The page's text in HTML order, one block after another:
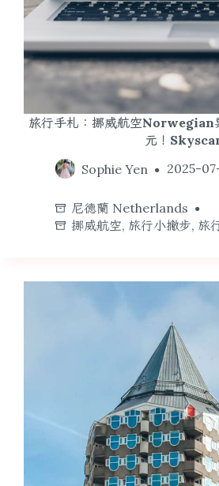
旅行手札：挪威航空Norwegian
元！
Sophie Yen
2025-
尼德蘭 Netherlands
挪威航空, 旅行小撇步, 旅